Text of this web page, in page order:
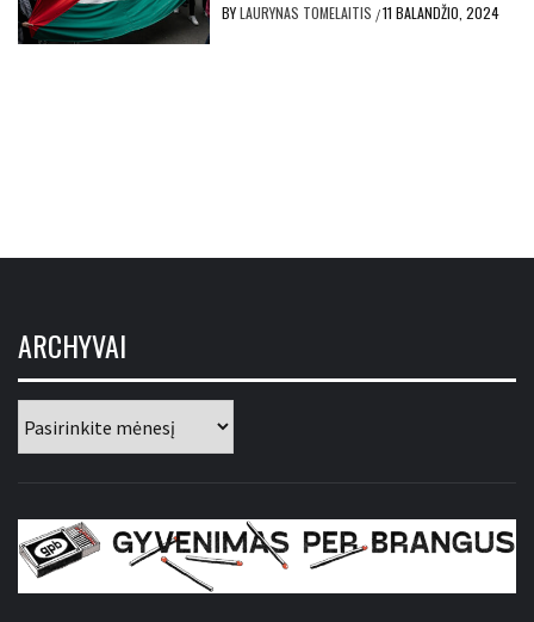
BYLAURYNAS TOMELAITIS /11 BALANDŽIO, 2024
ARCHYVAI